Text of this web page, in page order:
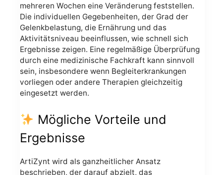
mehreren Wochen eine Veränderung feststellen.
Die individuellen Gegebenheiten, der Grad der
Gelenkbelastung, die Ernährung und das
Aktivitätsniveau beeinflussen, wie schnell sich
Ergebnisse zeigen. Eine regelmäßige Überprüfung
durch eine medizinische Fachkraft kann sinnvoll
sein, insbesondere wenn Begleiterkrankungen
vorliegen oder andere Therapien gleichzeitig
eingesetzt werden.
Mögliche Vorteile und
Ergebnisse
ArtiZynt wird als ganzheitlicher Ansatz
beschrieben, der darauf abzielt, das